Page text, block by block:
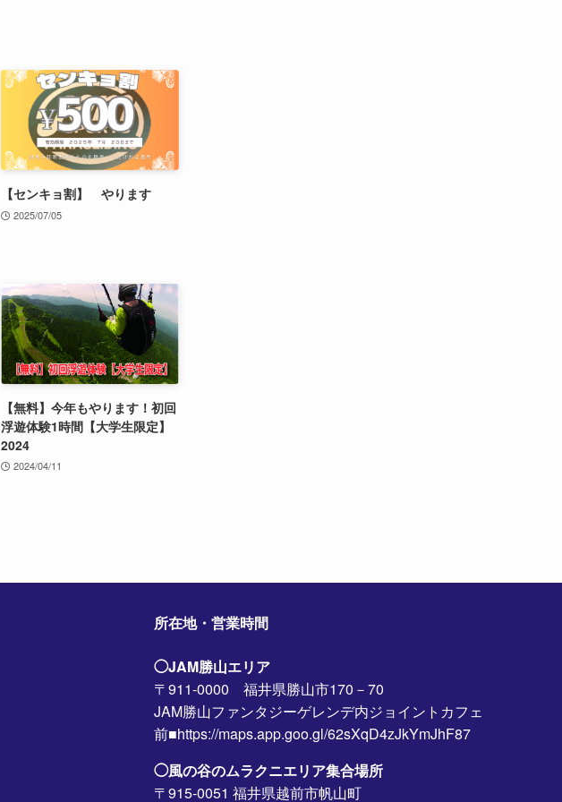
【センキョ割】 やります
2025/07/05
【無料】今年もやります！初回
浮遊体験1時間【大学生限定】
2024
2024/04/11
所在地・営業時間
◯JAM勝山エリア
〒911-0000 福井県勝山市170－70
JAM勝山ファンタジーゲレンデ内ジョイントカフェ
前■https://maps.app.goo.gl/62sXqD4zJkYmJhF87
◯風の谷のムラクニエリア集合場所
〒915-0051 福井県越前市帆山町